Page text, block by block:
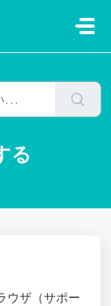
る
ウザ（サポー